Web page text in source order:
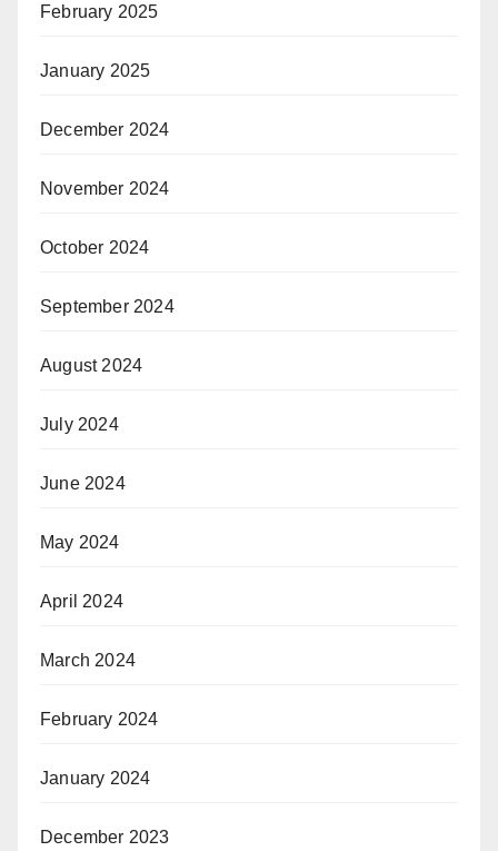
February 2025
January 2025
December 2024
November 2024
October 2024
September 2024
August 2024
July 2024
June 2024
May 2024
April 2024
March 2024
February 2024
January 2024
December 2023